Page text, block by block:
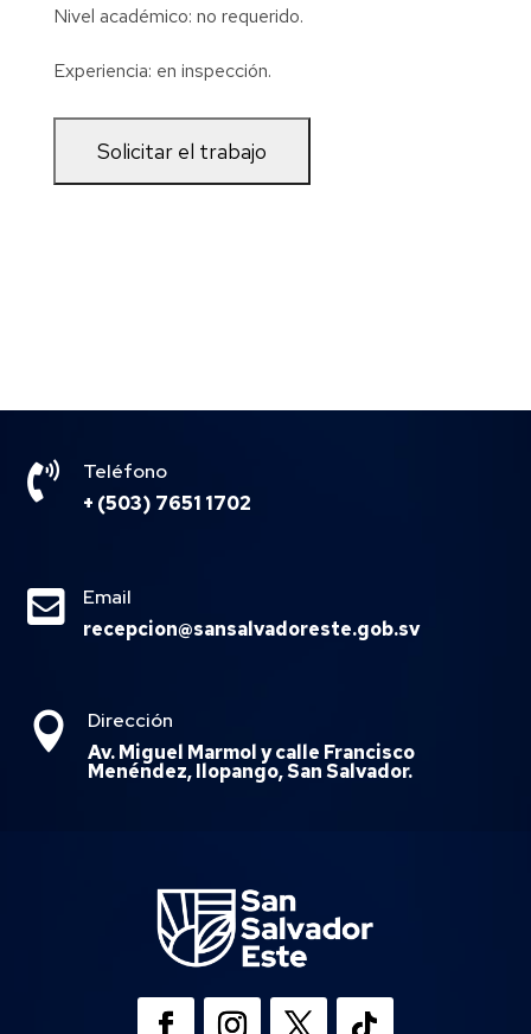
Nivel académico: no requerido.
Experiencia: en inspección.

Teléfono
+ (503) 7651 1702

Email
recepcion@sansalvadoreste.gob.sv

Dirección
Av. Miguel Marmol y calle Francisco
Menéndez, Ilopango, San Salvador.